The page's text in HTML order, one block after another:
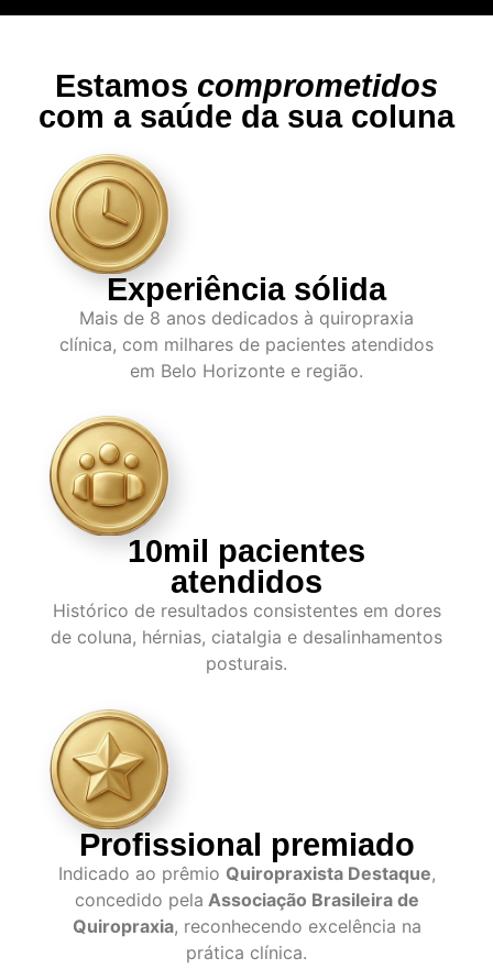
Estamos comprometidos
com a saúde da sua coluna
Experiência sólida
Mais de 8 anos dedicados à quiropraxia
clínica, com milhares de pacientes atendidos
em Belo Horizonte e região.
10mil pacientes
atendidos
Histórico de resultados consistentes em dores
de coluna, hérnias, ciatalgia e desalinhamentos
posturais.
Profissional premiado
Indicado ao prêmio Quiropraxista Destaque,
concedido pela Associação Brasileira de
Quiropraxia, reconhecendo excelência na
prática clínica.